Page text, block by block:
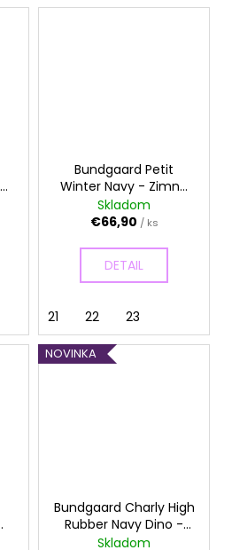
Bundgaard Petit
Winter Navy - Zimné
topánky
Skladom
€66,90 / ks
DETAIL
21 22 23
NOVINKA
Bundgaard Charly High
Rubber Navy Dino -
Gumáky
Skladom